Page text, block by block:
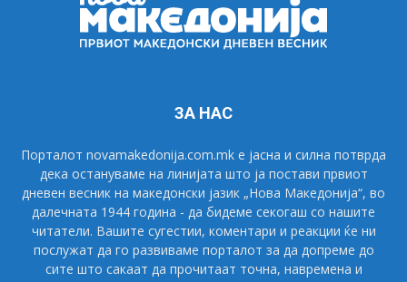
ЗА НАС
Порталот novamakedonija.com.mk е јасна и силна потврда
дека остануваме на линијата што ја постави првиот
дневен весник на македонски јазик „Нова Македонија“, во
далечната 1944 година - да бидеме секогаш со нашите
читатели. Вашите сугестии, коментари и реакции ќе ни
послужат да го развиваме порталот за да допреме до
сите што сакаат да прочитаат точна, навремена и